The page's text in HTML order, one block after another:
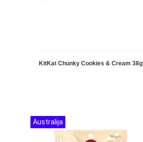
KitKat Chunky Cookies & Cream 38g
Australija